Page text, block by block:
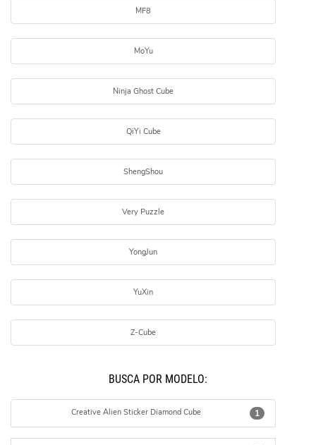
MF8
MoYu
Ninja Ghost Cube
QiYi Cube
ShengShou
Very Puzzle
YongJun
YuXin
Z-Cube
BUSCÁ POR MODELO:
1
Creative Alien Sticker Diamond Cube